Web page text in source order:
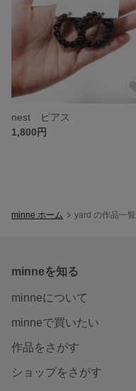
nest ピアス
1,800円
minne ホーム yard の作品一覧
minneを知る
minneについて
minneで買いたい
作品をさがす
ショップをさがす